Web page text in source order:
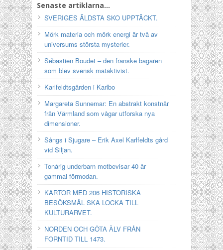
Senaste artiklarna…
SVERIGES ÄLDSTA SKO UPPTÄCKT.
Mörk materia och mörk energi är två av
universums största mysterier.
Sébastien Boudet – den franske bagaren
som blev svensk mataktivist.
Karlfeldtsgården i Karlbo
Margareta Sunnemar: En abstrakt konstnär
från Värmland som vågar utforska nya
dimensioner.
Sångs i Sjugare – Erik Axel Karlfeldts gård
vid Siljan.
Tonårig underbarn motbevisar 40 år
gammal förmodan.
KARTOR MED 206 HISTORISKA
BESÖKSMÅL SKA LOCKA TILL
KULTURARVET.
NORDEN OCH GÖTA ÄLV FRÅN
FORNTID TILL 1473.